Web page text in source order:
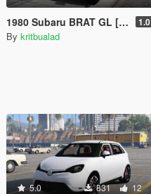
1980 Subaru BRAT GL [Add-On | Extra] 1.0
By kritbualad
5.0 831 12